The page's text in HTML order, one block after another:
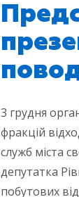
3 грудня
фракцій
служб міста
депутатка
побутових